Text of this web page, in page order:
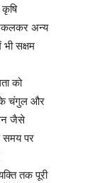
अन्य
सक्षम
को
के चंगुल और
जैसे
समय पर
तक पूरी